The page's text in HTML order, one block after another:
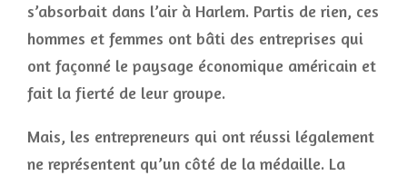
s’absorbait dans l’air à Harlem. Partis de rien, ces
hommes et femmes ont bâti des entreprises qui
ont façonné le paysage économique américain et
fait la fierté de leur groupe.
Mais, les entrepreneurs qui ont réussi légalement
ne représentent qu’un côté de la médaille. La